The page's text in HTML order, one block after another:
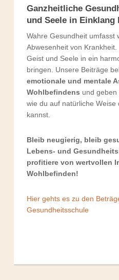
Ganzheitliche
und Seele in Einklang
Wahre Gesundheit umfasst
Abwesenheit von
Geist und Seele in ein
bringen. Unsere Beiträge
emotionale und mentale
Wohlbefindens und geben
wie du auf natürliche
kannst.
Bleib neugierig, bleib
Lebens- und
profitiere von wertvollen
Wohlbefinden!
Hier gehts es zu den
Gesundheitsschule